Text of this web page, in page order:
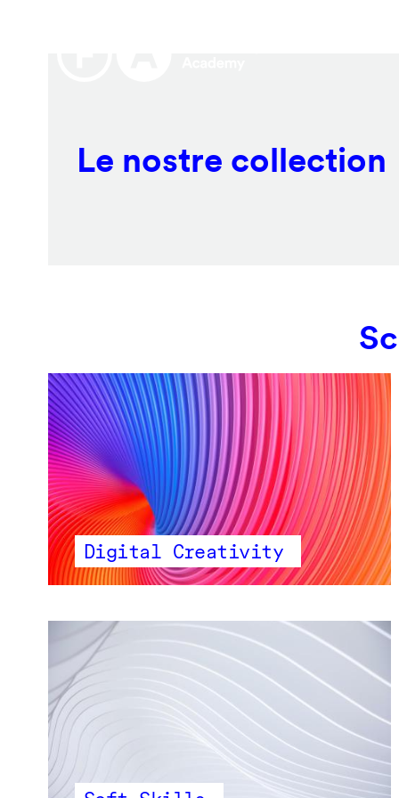
Le nostre collection
Digital Creativity